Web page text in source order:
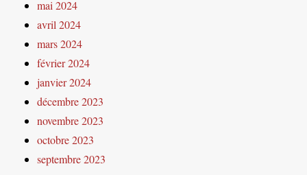
mai 2024
avril 2024
mars 2024
février 2024
janvier 2024
décembre 2023
novembre 2023
octobre 2023
septembre 2023